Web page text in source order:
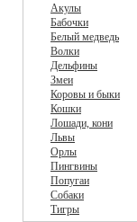
Акулы
Бабочки
Белый медведь
Волки
Дельфины
Змеи
Коровы и быки
Кошки
Лошади, кони
Львы
Орлы
Пингвины
Попугаи
Собаки
Тигры